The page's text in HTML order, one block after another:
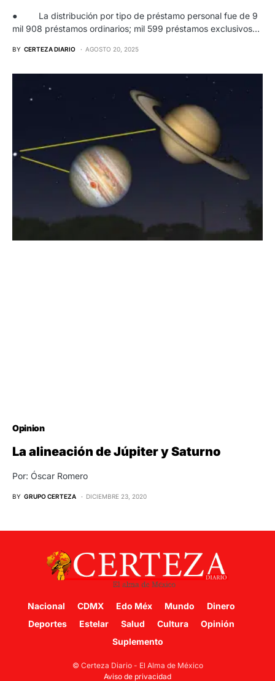
● La distribución por tipo de préstamo personal fue de 9
mil 908 préstamos ordinarios; mil 599 préstamos exclusivos…
BY CERTEZA DIARIO AGOSTO 20, 2025
Opinion
La alineación de Júpiter y Saturno
Por: Óscar Romero
BY GRUPO CERTEZA DICIEMBRE 23, 2020
Nacional CDMX Edo Méx Mundo
Dinero
Deportes
Estelar Salud Cultura
Opinión
Suplemento
© Certeza Diario - El Alma de México
Aviso de privacidad